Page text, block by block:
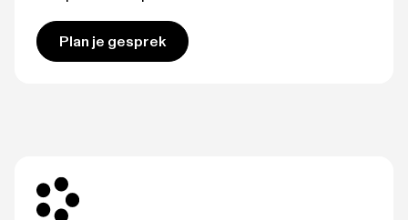
Plan je gesprek